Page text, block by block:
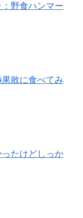
野食ハンマー
敢に食べてみ
たけどしっか